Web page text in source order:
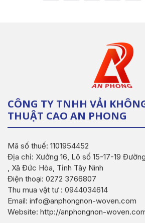
CÔNG TY TNHH VẢI
THUẬT CAO AN PHONG
Mã số thuế: 1101954452
Địa chỉ: Xưởng 16, Lô số 15-17-19
, Xã Đức Hòa, Tỉnh Tây Ninh
Điện thoại: 0272 3766807
Thu mua vật tư : 0944034614
Email: info@anphongnon-woven.com
Website: http://anphongnon-